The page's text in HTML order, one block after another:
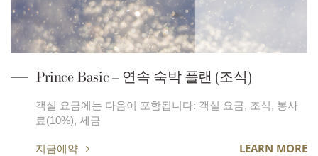
Prince Basic – 연속 숙박 플랜 (조식)
객실 요금에는 다음이 포함됩니다: 객실 요금, 조식, 봉사
료(10%), 세금
지금예약 LEARN MORE